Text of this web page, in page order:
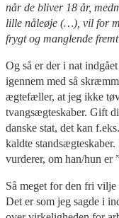
når de bliver 18 år,
lille nåleøje (…), vil for
frygt og manglende
Og så er der i nat
igennem med så
ægtefæller, at jeg ikke
tvangsægteskaber. Gift
danske stat, det kan
kaldte
vurderer, om han/hun er
Så meget for den fri
Det er som jeg sagde i